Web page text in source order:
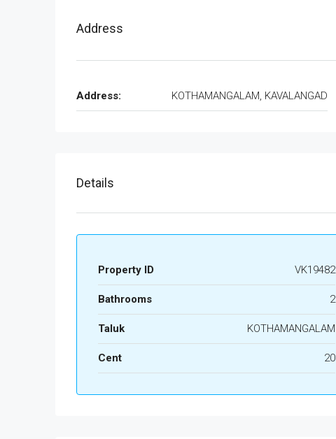
Address
Address: KOTHAMANGALAM, KAVALANGAD
Details
Property ID VK19482
Bathrooms 2
Taluk KOTHAMANGALAM
Cent 20